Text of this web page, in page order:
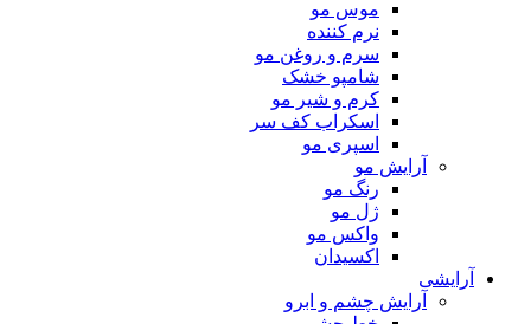
موس مو
نرم کننده
سرم و روغن مو
شامپو خشک
کرم و شیر مو
اسکراب کف سر
اسپری مو
آرایش مو
رنگ مو
ژل مو
واکس مو
اکسیدان
آرایشی
آرایش چشم و ابرو